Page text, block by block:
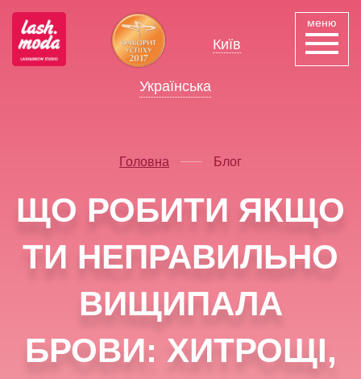
меню
Українська
Київ
Головна Блог
ЩО РОБИТИ ЯКЩО
ТИ НЕПРАВИЛЬНО
ВИЩИПАЛА
БРОВИ: ХИТРОЩІ,